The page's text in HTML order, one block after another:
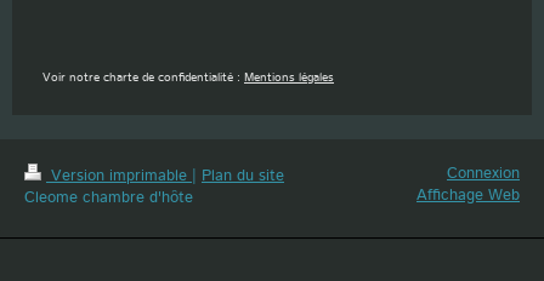
Voir notre charte de confidentialité : Mentions légales
Version imprimable | Plan du site
Cleome chambre d'hôte
Connexion
Affichage Web